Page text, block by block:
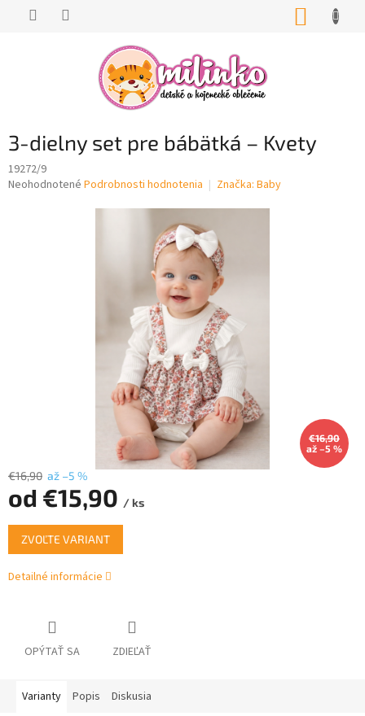
3-dielny set pre bábätká – Kvety
19272/9
Priemerné
Neohodnotené Podrobnosti hodnotenia Značka: Baby
€16,90
až –5 %
€16,90 až –5 %
od €15,90 / ks
Jednotková
cena:
ZVOĽTE VARIANT
Detailné informácie
OPÝTAŤ SA ZDIEĽAŤ
Varianty Popis Diskusia